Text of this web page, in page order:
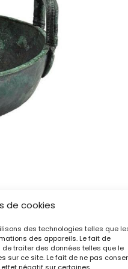
de cookies
des technologies telles que
des appareils. Le fait de
traiter des données telles que le
sur ce site. Le fait de ne pas
princière de Vix,
/ Mathieu Rabeau